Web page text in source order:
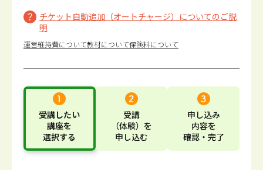
チケット自動追加（オートチャージ）についてのご説
明
運営維持費について教材について保険料について
受講したい
講座を
選択する
受講
（体験） を
申し込む
申し込み
内容を
確認・完了